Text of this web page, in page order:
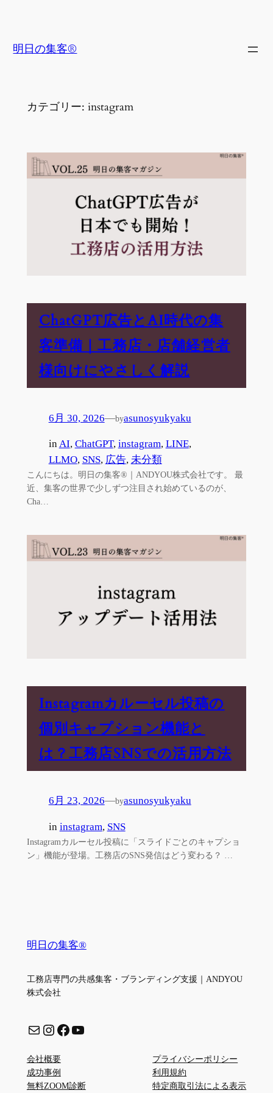
を明日の集客®
カテゴリー: instagram
ChatGPT広告とAI時代の集
客準備｜工務店・店舗経営者
様向けにやさしく解説
6月 30, 2026—byasunosyukyaku
inAI, ChatGPT, instagram, LINE ,
LLMO, SNS, 広告, 未分類
こんにちは。明日の集客®｜ANDYOU株式会社です。 最
近、集客の世界で少しずつ注目され始めているのが、
Cha…
Instagramカルーセル投稿の
個別キャプション機能と
は？工務店SNSでの活用方法
6月 23, 2026—byasunosyukyaku
in instagram, SNS
Instagramカルーセル投稿に「スライドごとのキャプショ
ン」機能が登場。工務店のSNS発信はどう変わる？ …
明日の集客®
工務店専門の共感集客・ブランディング支援｜ANDYOU
株式会社
メール Instagram Facebook YouTube
会社概要
成功事例
無料ZOOM診断
プライバシーポリシー
利用規約
特定商取引法による表示